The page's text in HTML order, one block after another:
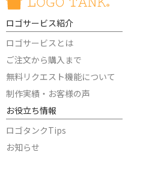
ロゴサービス紹介
ロゴサービスとは
ご注文から購入まで
無料リクエスト機能について
制作実績・お客様の声
お役立ち情報
ロゴタンクTips
お知らせ